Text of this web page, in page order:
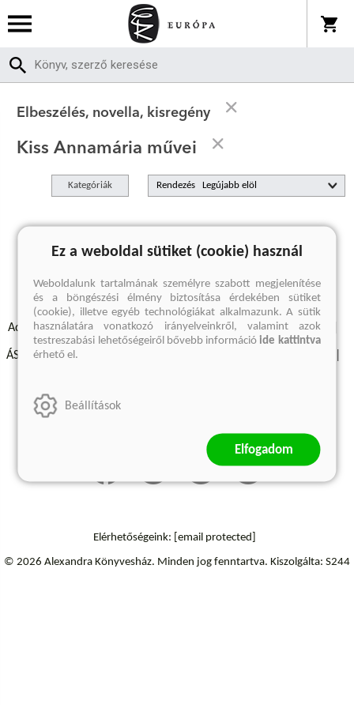
Elbeszélés, novella, kisregény
Kiss Annamária művei
Kategóriák Rendezés
A keresett kifejezésre nincs találat
Adatvédelmi szabályzatok Elállási felmondási nyilatkozat
ÁSZF - Vásárlási feltételek
Szállítási információk
Elérhetőségeink: [email protected]
© 2026 Alexandra Könyvesház. Minden jog fenntartva. Kiszolgálta: S244
Ez a weboldal sütiket (cookie) használ
Weboldalunk tartalmának személyre szabott megjelenítése
és a böngészési élmény biztosítása érdekében sütiket
(cookie), illetve egyéb technológiákat alkalmazunk. A sütik
használatára vonatkozó irányelveinkről, valamint azok
testreszabási lehetőségeiről bővebb információide kattintva
érhető el.
Beállítások
Elfogadom